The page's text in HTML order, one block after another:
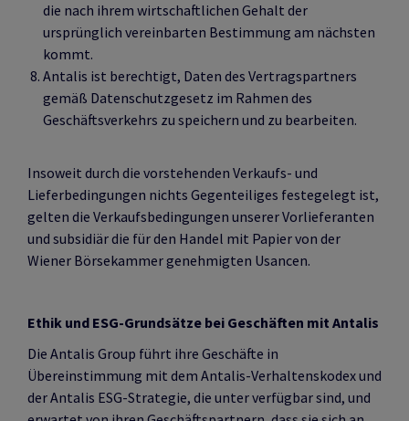
die nach ihrem wirtschaftlichen Gehalt der
ursprünglich vereinbarten Bestimmung am nächsten
kommt.
Antalis ist berechtigt, Daten des Vertragspartners
gemäß Datenschutzgesetz im Rahmen des
Geschäftsverkehrs zu speichern und zu bearbeiten.
Insoweit durch die vorstehenden Verkaufs- und
Lieferbedingungen nichts Gegenteiliges festegelegt ist,
gelten die Verkaufsbedingungen unserer Vorlieferanten
und subsidiär die für den Handel mit Papier von der
Wiener Börsekammer genehmigten Usancen.
Ethik und ESG-Grundsätze bei Geschäften mit Antalis
Die Antalis Group führt ihre Geschäfte in
Übereinstimmung mit dem Antalis-Verhaltenskodex und
der Antalis ESG-Strategie, die unter verfügbar sind, und